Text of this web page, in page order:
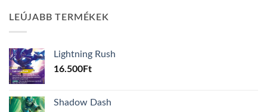
LEÚJABB TERMÉKEK
Lightning Rush
16.500Ft
Shadow Dash